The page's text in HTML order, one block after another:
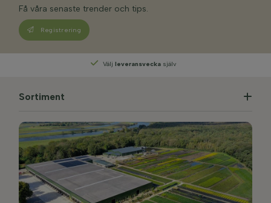
Få våra senaste trender och tips.
Registrering
Välj leveransvecka själv
Sortiment